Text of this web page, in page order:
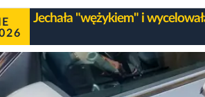
Jechała "wężykiem" i